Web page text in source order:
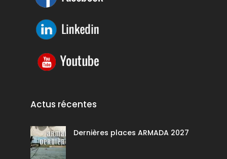
Actus récentes
Dernières places ARMADA 2027